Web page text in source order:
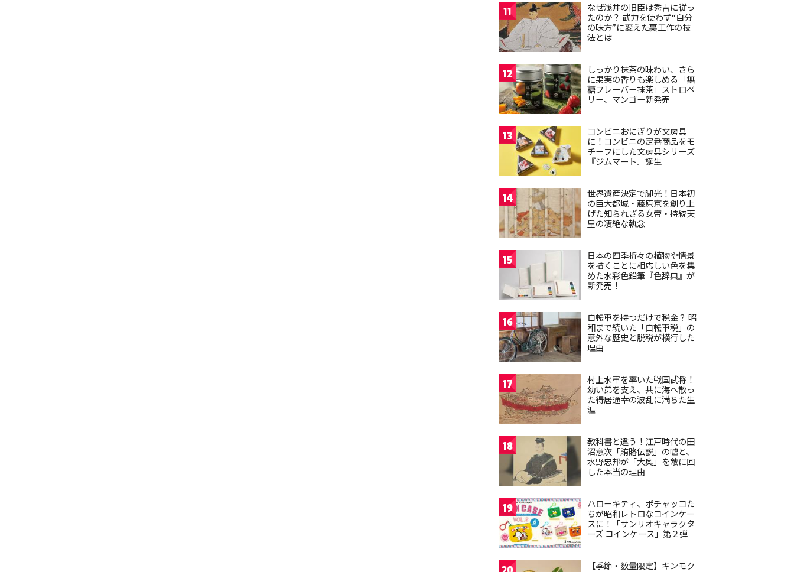
11
なぜ浅井の旧臣は秀吉に従っ
たのか？ 武力を使わず“自分
の味方”に変えた裏工作の技
法とは
12
しっかり抹茶の味わい、さら
に果実の香りも楽しめる「無
糖フレーバー抹茶」ストロベ
リー、マンゴー新発売
13
コンビニおにぎりが文房具
に！コンビニの定番商品をモ
チーフにした文房具シリーズ
『ジムマート』誕生
14
世界遺産決定で脚光！日本初
の巨大都城・藤原京を創り上
げた知られざる女帝・持統天
皇の凄絶な執念
15
日本の四季折々の植物や情景
を描くことに相応しい色を集
めた水彩色鉛筆『色辞典』が
新発売！
16
自転車を持つだけで税金？ 昭
和まで続いた「自転車税」の
意外な歴史と脱税が横行した
理由
17
村上水軍を率いた戦国武将！
幼い弟を支え、共に海へ散っ
た得居通幸の波乱に満ちた生
涯
18
教科書と違う！江戸時代の田
沼意次「賄賂伝説」の嘘と、
水野忠邦が「大奥」を敵に回
した本当の理由
19
ハローキティ、ポチャッコた
ちが昭和レトロなコインケー
スに！「サンリオキャラクタ
ーズ コインケース」第２弾
【季節・数量限定】キンモク